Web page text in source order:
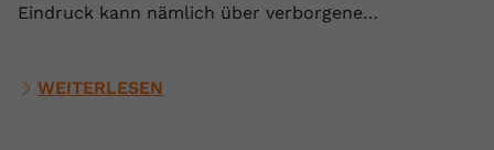
Eindruck kann nämlich über verborgene…
WEITERLESEN